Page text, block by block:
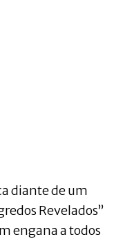
diante de um
Revelados”
engana a todos